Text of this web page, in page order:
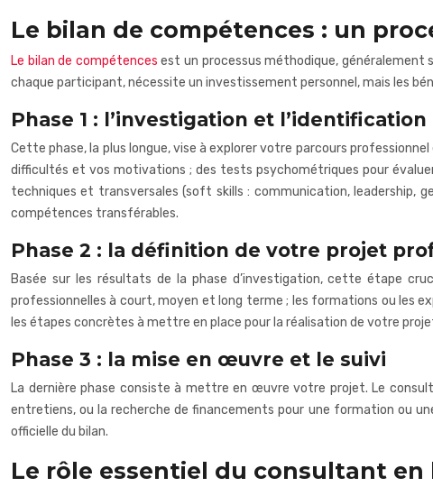
Le bilan de compétences : un
Le bilan de compétencesest un processus méthodique, généralement
chaque participant, nécessite un investissement personnel, mais les
Phase 1 : l’investigation et
Cette phase, la plus longue, vise à explorer votre parcours
difficultés et vos motivations ; des tests psychométriques pour
techniques et transversales (soft skills : communication, leadership,
compétences transférables.
Phase 2 : la définition de votre projet
Basée sur les résultats de la phase d’investigation, cette étape
professionnelles à court, moyen et long terme ; les formations ou les
les étapes concrètes à mettre en place pour la réalisation de votre
Phase 3 : la mise en œuvre et le suivi
La dernière phase consiste à mettre en œuvre votre projet. Le
entretiens, ou la recherche de financements pour une formation ou
officielle du bilan.
Le rôle essentiel du consultant